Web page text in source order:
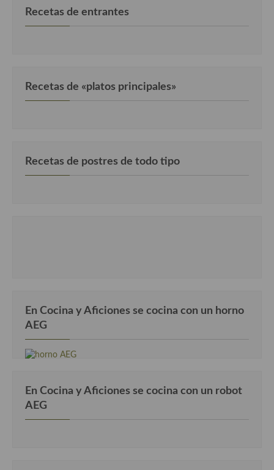
Recetas de entrantes
Recetas de «platos principales»
Recetas de postres de todo tipo
En Cocina y Aficiones se cocina con un horno
AEG
En Cocina y Aficiones se cocina con un robot
AEG